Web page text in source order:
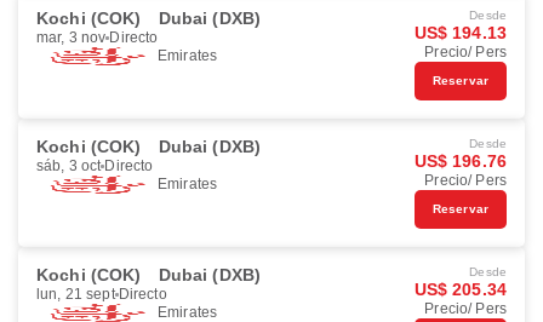
Kochi (COK) Dubai (DXB)
mar, 3 nov Directo
Emirates
Desde
US$ 194.13
Precio/ Pers
Reservar
Kochi (COK) Dubai (DXB)
sáb, 3 oct Directo
Emirates
Desde
US$ 196.76
Precio/ Pers
Reservar
Kochi (COK) Dubai (DXB)
lun, 21 sept Directo
Emirates
Desde
US$ 205.34
Precio/ Pers